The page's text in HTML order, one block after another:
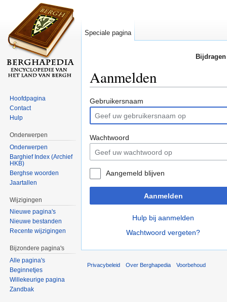
Aanmelden
Gebruikersnaam
Wachtwoord
Aangemeld blijven
Aanmelden
Hulp bij aanmelden
Wachtwoord vergeten?
Speciale pagina
Hoofdpagina
Contact
Hulp
Onderwerpen
Onderwerpen
Barghief Index (Archief
HKB)
Berghse woorden
Jaartallen
Wijzigingen
Nieuwe pagina's
Nieuwe bestanden
Recente wijzigingen
Bijzondere pagina's
Alle pagina's
Beginnetjes
Willekeurige pagina
Zandbak
Privacybeleid Over Berghapedia Voorbehoud